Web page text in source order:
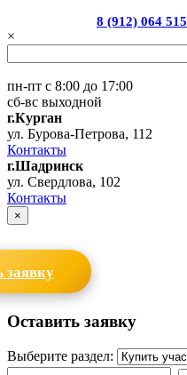
×
8 (912) 064
пн-пт с 8:00 до 17:00
сб-вс выходной
г.Курган
ул. Бурова-Петрова, 112
Контакты
г.Шадринск
ул. Свердлова, 102
Контакты
×
заявку
Оставить заявку
Выберите раздел: